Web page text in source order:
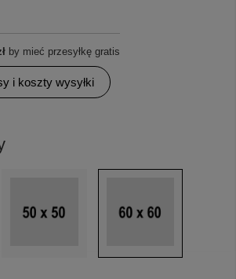
by mieć przesyłkę gratis
i koszty wysyłki